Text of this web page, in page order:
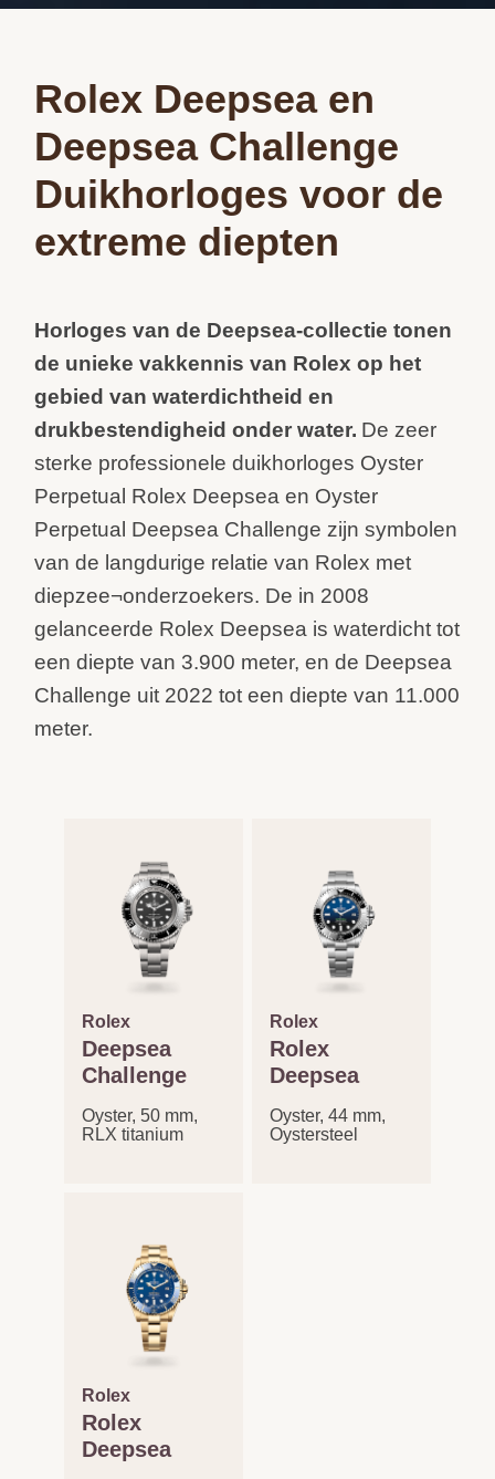
Rolex Deepsea en
Deepsea Challenge
Duikhorloges voor de
extreme diepten
Horloges van de Deepsea-collectie tonen
de unieke vakkennis van Rolex op het
gebied van waterdichtheid en
drukbestendigheid onder water. De zeer
sterke professionele duikhorloges Oyster
Perpetual Rolex Deepsea en Oyster
Perpetual Deepsea Challenge zijn symbolen
van de langdurige relatie van Rolex met
diepzee¬onderzoekers. De in 2008
gelanceerde Rolex Deepsea is waterdicht tot
een diepte van 3.900 meter, en de Deepsea
Challenge uit 2022 tot een diepte van 11.000
meter.
Rolex
Deepsea
Challenge
Oyster, 50 mm,
RLX titanium
Rolex
Rolex
Deepsea
Oyster, 44 mm,
Oystersteel
Rolex
Rolex
Deepsea